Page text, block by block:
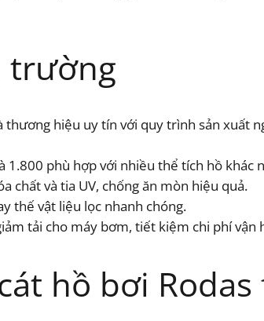
trường
thương hiệu uy tín với quy trình sản xuất
1.800 phù hợp với nhiều thể tích hồ khác
chất và tia UV, chống ăn mòn hiệu quả.
thế vật liệu lọc nhanh chóng.
tải cho máy bơm, tiết kiệm chi phí vận
hồ bơi